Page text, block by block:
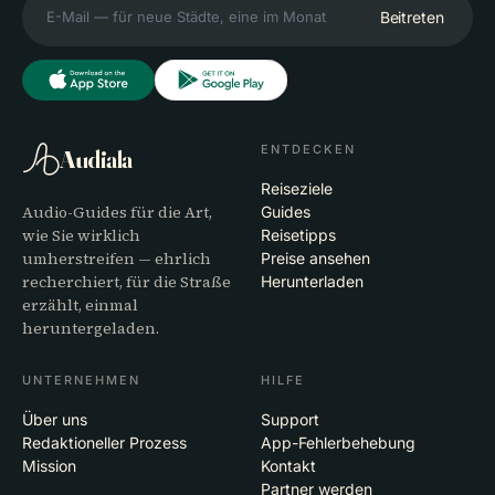
Beitreten
Audiala
Audio-Guides für die Art,
wie Sie wirklich
umherstreifen — ehrlich
recherchiert, für die Straße
erzählt, einmal
heruntergeladen.
ENTDECKEN
Reiseziele
Guides
Reisetipps
Preise ansehen
Herunterladen
UNTERNEHMEN
Über uns
Redaktioneller Prozess
Mission
HILFE
Support
App-Fehlerbehebung
Kontakt
Partner werden